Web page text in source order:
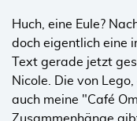
Huch, eine Eule?
doch eigentlich eine
Text gerade jetzt
Nicole. Die von
auch meine "Café